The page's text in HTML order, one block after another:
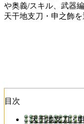
や奥義/スキル、武器
天干地支刀・申之飾
目次
天干地支刀・